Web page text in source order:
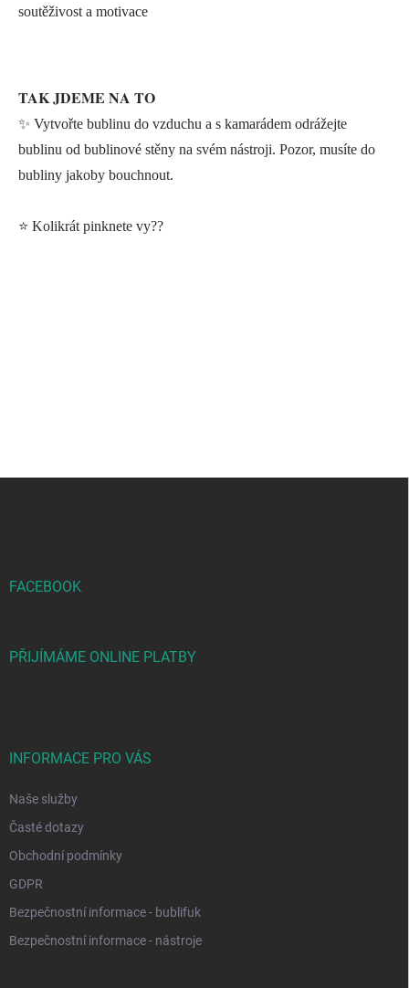
soutěživost a motivace
TAK JDEME NA TO
✨ Vytvořte bublinu do vzduchu a s kamarádem odrážejte
bublinu od bublinové stěny na svém nástroji. Pozor, musíte do
bubliny jakoby bouchnout.
⭐️ Kolikrát pinknete vy??
FACEBOOK
PŘIJÍMÁME ONLINE PLATBY
INFORMACE PRO VÁS
Naše služby
Časté dotazy
Obchodní podmínky
GDPR
Bezpečnostní informace - bublifuk
Bezpečnostní informace - nástroje